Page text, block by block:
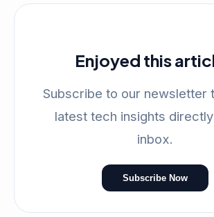
Enjoyed this
Subscribe to our newsletter
latest tech insights
inbox.
Subscribe Now